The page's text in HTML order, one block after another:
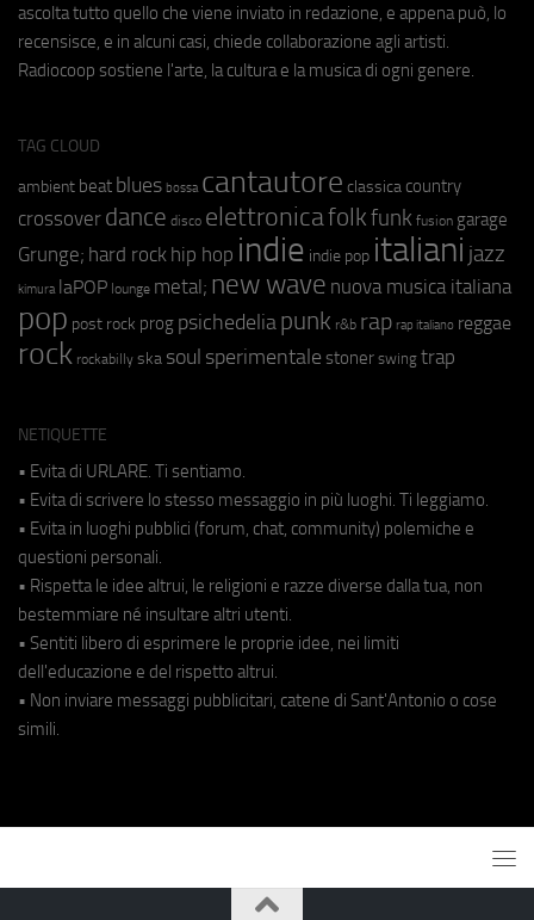
ascolta tutto quello che viene inviato in redazione, e appena può, lo
recensisce, e in alcuni casi, chiede collaborazione agli artisti.
Radiocoop sostiene l'arte, la cultura e la musica di ogni genere.
TAG CLOUD
ambient beat blues bossa cantautore classica country
crossover dance disco elettronicafolkfunk fusion garage
Grunge; hard rock hip hop indie indie pop italiani jazz
kimura laPOP lounge metal; new wave nuova musica italiana
pop post rock prog psichedeliapunk r&b rap rap italiano reggae
rock rockabilly ska soul sperimentale stoner swing trap
NETIQUETTE
• Evita di URLARE. Ti sentiamo.
• Evita di scrivere lo stesso messaggio in più luoghi. Ti leggiamo.
• Evita in luoghi pubblici (forum, chat, community) polemiche e
questioni personali.
• Rispetta le idee altrui, le religioni e razze diverse dalla tua, non
bestemmiare né insultare altri utenti.
• Sentiti libero di esprimere le proprie idee, nei limiti
dell'educazione e del rispetto altrui.
• Non inviare messaggi pubblicitari, catene di Sant'Antonio o cose
simili.